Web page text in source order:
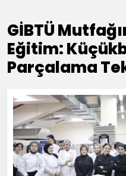
GİBTÜ
Eğitim:
Parçalama